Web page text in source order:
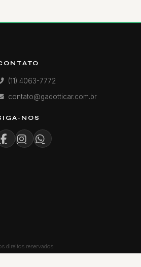
(11) 4063-7772
contato@gadotticar.com.br
NOS
direitos reservados.